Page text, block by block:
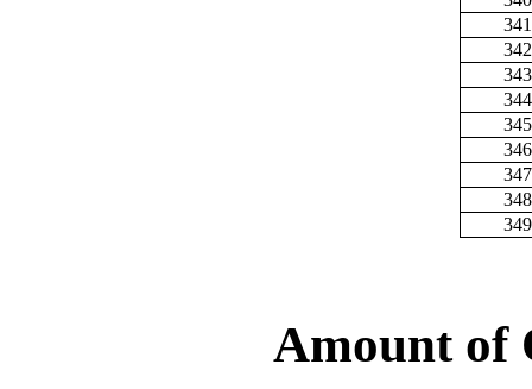
341
342
343
344
345
346
347
348
349
Amount of